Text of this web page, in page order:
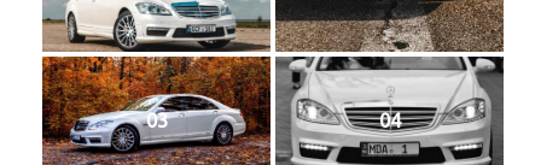
03 04